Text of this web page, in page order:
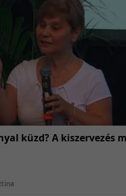
küzd? A kiszervezés